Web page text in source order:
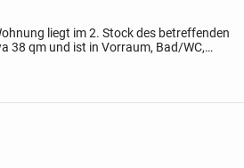
liegt im 2. Stock des betreffenden
38 qm und ist in Vorraum, Bad/WC,